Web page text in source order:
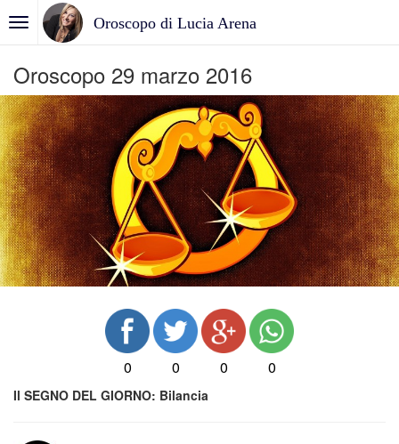
Oroscopo di Lucia Arena
Oroscopo 29 marzo 2016
0 0 0 0
Il SEGNO DEL GIORNO: Bilancia